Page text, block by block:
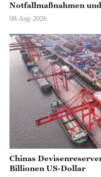
Notfallmaßnahmen
08-Aug-2026
Chinas
Billionen US-Dollar